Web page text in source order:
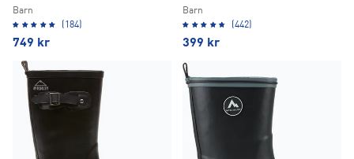
Barn
(184)
749 kr
Barn
(442)
399 kr